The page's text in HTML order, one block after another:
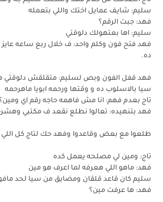
سليم: شايف عمايل اختك واللي بتعمله
فهد: جبت الرقم؟
سليم: اها بعتهولك دلوقتي
فهد فتح فون وكلم واحد: ف خلال ربع ساعه عايز
ده.
فهد قفل الفون وبص لسليم: متقلقش دلوقتي
سيا بالاسلوب ده و وقتها ورحمه ابويا ماهرحمه
تاج بعدم فهم: انا مش فاهمه حاجه رقم اي
فهد بتنهيده: تعالوا نطلع نقعد ف مكتبي
طلعوا مع بعض وقاعدوا وفهد حك لتاج كل
تاج: ومين لي مصلحه يعمل كده
فهد: ماهو اللي هعرفه لما اعرف هو مين
سليم كان قاعد قلقان ومضايق من سيا لحد
فهد: ها عرفت مين؟